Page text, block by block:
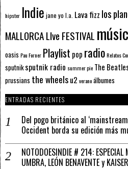
hipster Indie jane yo l.a. Lava fizz los
MALLORCA LIve FESTIVAL
oasis Pau Forner Playlist pop radioRelatos
sputnik sputnik radio summer pie The
prussians the wheelsu2 veranoálbumes
ENTRADAS RECIENTES
Del pogo británico al
Occident borda su edición más
NOTODOESINDIE # 214: ESPECIAL
UMBRA, LEÓN BENAVENTE y